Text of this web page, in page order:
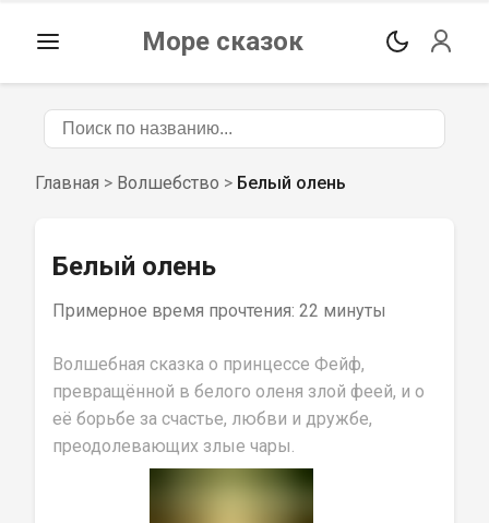
Море сказок
Главная > Волшебство > Белый олень
Белый олень
Примерное время прочтения: 22 минуты
Волшебная сказка о принцессе Фейф,
превращённой в белого оленя злой феей, и о
её борьбе за счастье, любви и дружбе,
преодолевающих злые чары.